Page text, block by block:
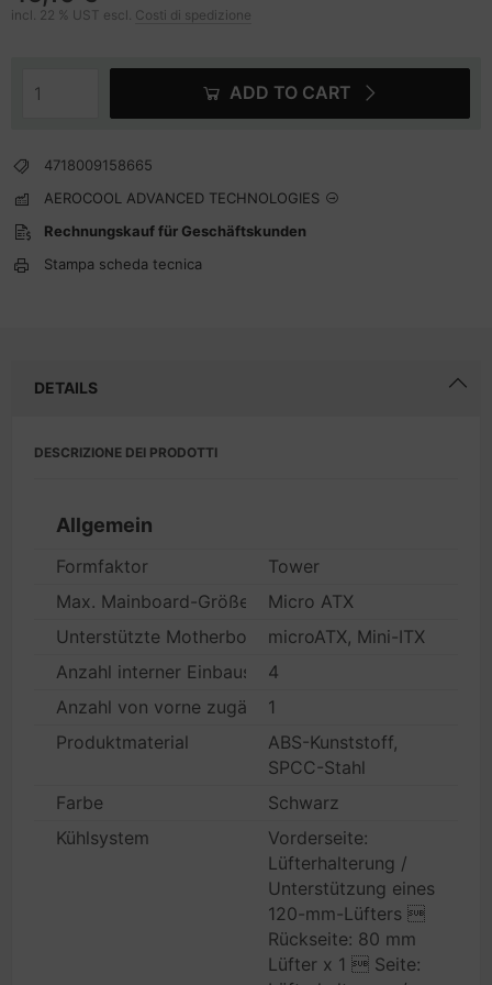
incl. 22 % UST escl. Costi di spedizione
ADD TO CART
4718009158665
AEROCOOL ADVANCED TECHNOLOGIES
Rechnungskauf für Geschäftskunden
Stampa scheda tecnica
DETAILS
DESCRIZIONE DEI PRODOTTI
Allgemein
Formfaktor
Tower
Max. Mainboard-Größe
Micro ATX
Unterstützte MotherboardsmicroATX, Mini-ITX
Anzahl interner Einbauschächte
4
Anzahl von vorne zugänglicher Einbauschächte
1
Produktmaterial
ABS-Kunststoff,
SPCC-Stahl
Farbe
Schwarz
Kühlsystem
Vorderseite:
Lüfterhalterung /
Unterstützung eines
120-mm-Lüfters 
Rückseite: 80 mm
Lüfter x 1  Seite: